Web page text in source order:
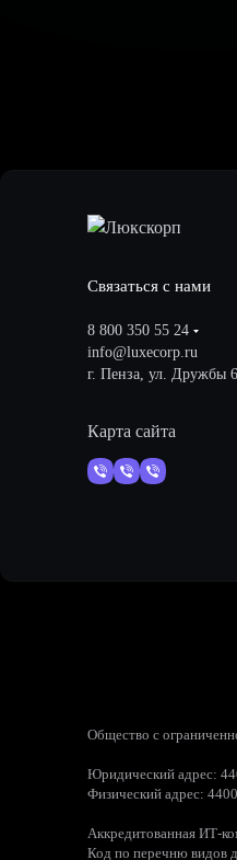
Связаться с нами
8 800 350 55 24
info@luxecorp.ru
г. Пенза, ул. Дружбы
Карта сайта
Общество с
Юридический адрес:
Физический адрес:
Аккредитованная ИТ-
Код по перечню видов